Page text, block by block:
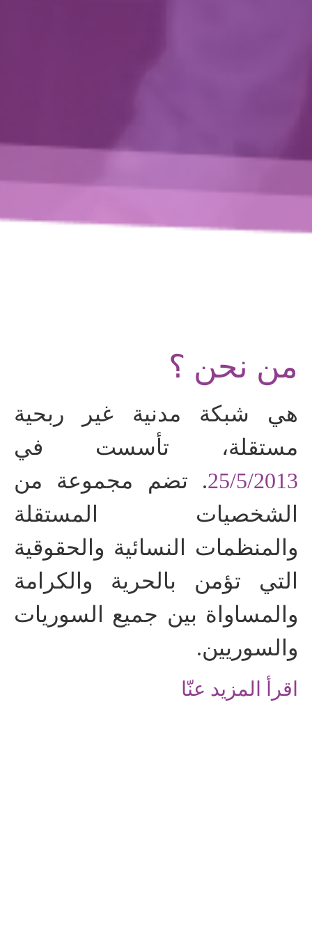
من نحن ؟
هي شبكة مدنية غير ربحية
مستقلة، تأسست في
25/5/2013. تضم مجموعة من
الشخصيات المستقلة
والمنظمات النسائية والحقوقية
التي تؤمن بالحرية والكرامة
والمساواة بين جميع السوريات
والسوريين.
اقرأ المزيد عنّا